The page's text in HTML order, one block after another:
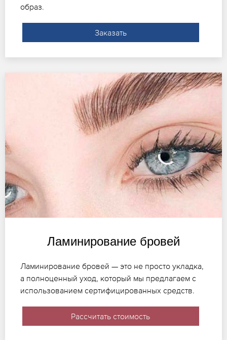
образ.
Заказать
Ламинирование бровей
Ламинирование бровей — это не просто укладка,
а полноценный уход, который мы предлагаем с
использованием сертифицированных средств.
Рассчитать стоимость